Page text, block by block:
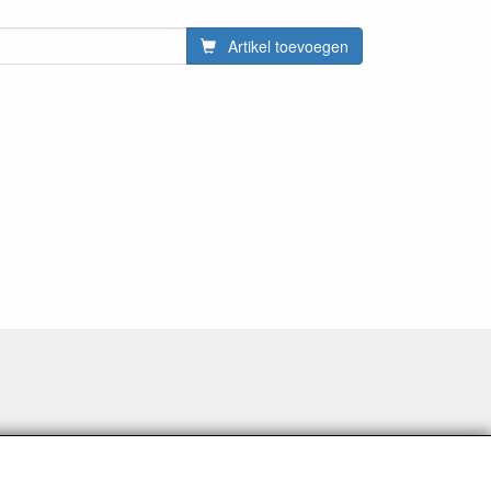
Artikel toevoegen